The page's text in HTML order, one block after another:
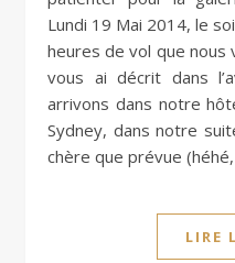
Lundi 19 Mai 2014, le
heures de vol que
vous ai décrit dans
arrivons dans notre
Sydney, dans notre
chère que prévue
LIRE